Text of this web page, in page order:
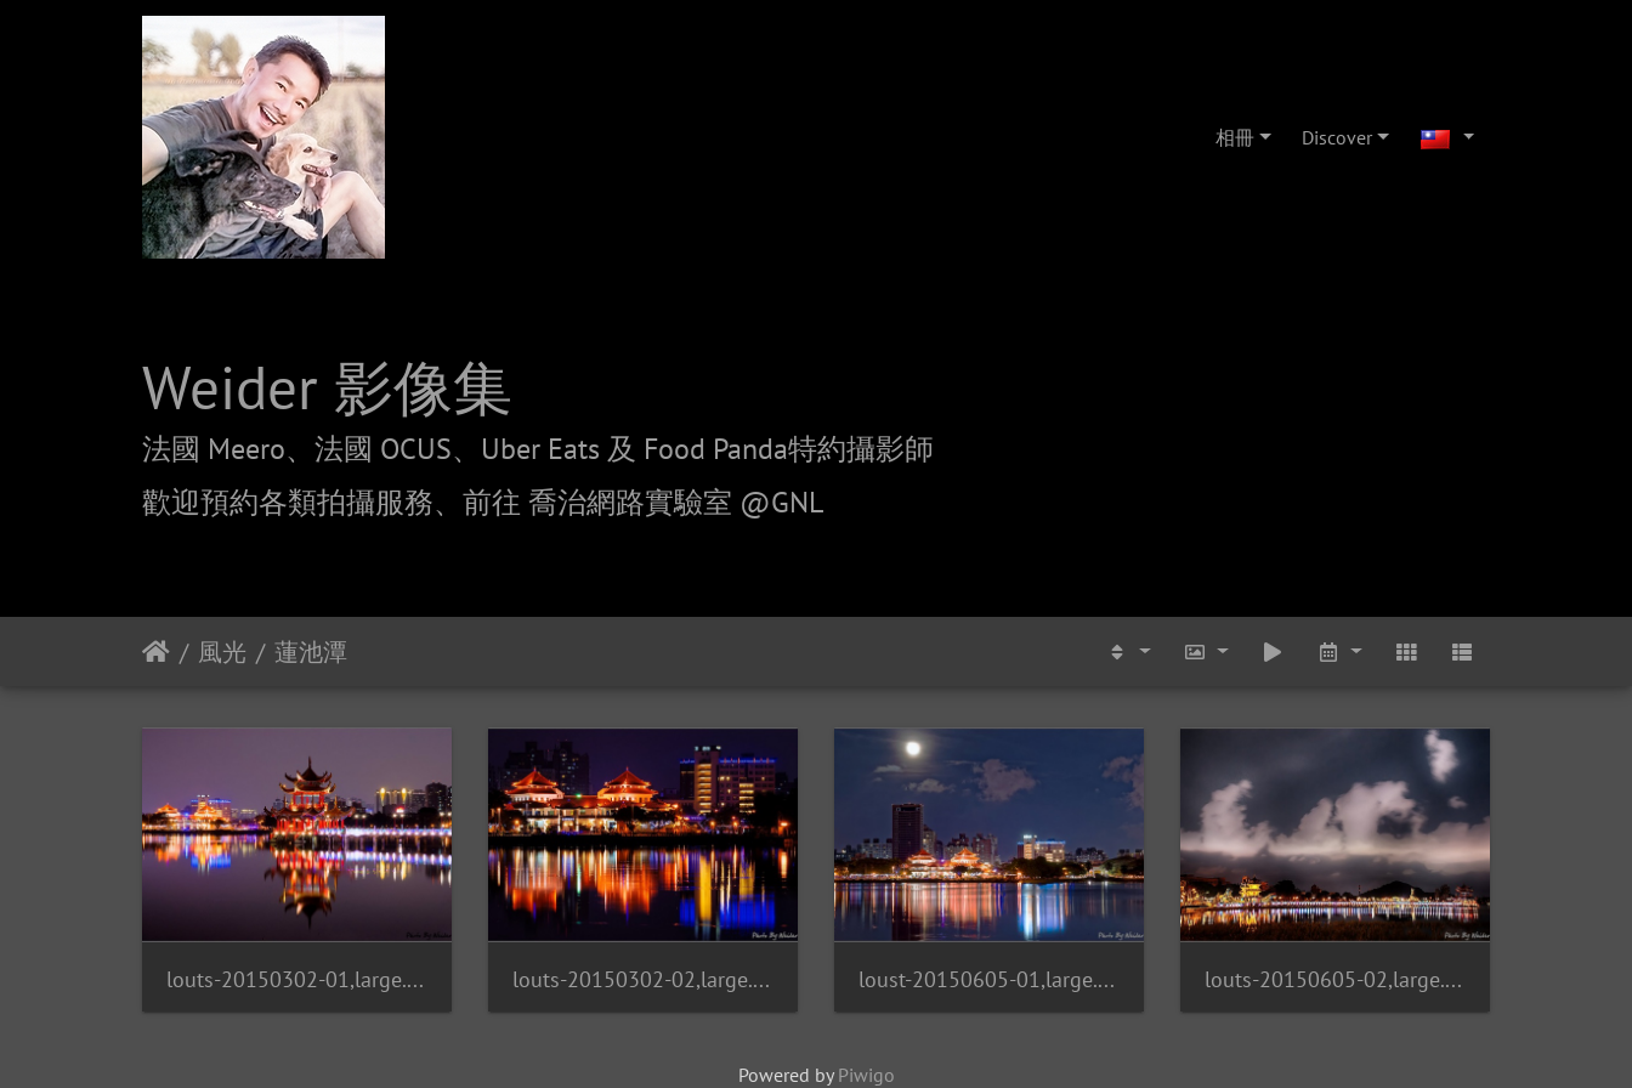
相冊 Discover
Weider 影像集
法國 Meero、法國 OCUS、Uber Eats 及 Food Panda特約攝影師
歡迎預約各類拍攝服務、 前往 喬治網路實驗室 @GNL
風光 蓮池潭
louts-20150302-01,large.1480674014 louts-20150302-02,large.1480674014 loust-20150605-01,large.1480674014 louts-20150605-02,large.1480674014
Powered by Piwigo